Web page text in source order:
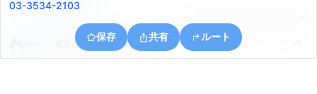
03-3534-2103
保存 共有 ルート
東京都江東区東雲１丁目７